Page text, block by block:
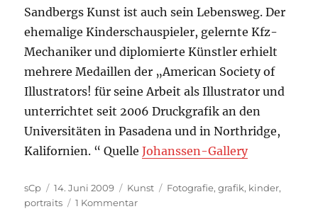
Sandbergs Kunst ist auch sein Lebensweg. Der
ehemalige Kinderschauspieler, gelernte Kfz-
Mechaniker und diplomierte Künstler erhielt
mehrere Medaillen der „American Society of
Illustrators! für seine Arbeit als Illustrator und
unterrichtet seit 2006 Druckgrafik an den
Universitäten in Pasadena und in Northridge,
Kalifornien. “ QuelleJohanssen-Gallery
Autor
sCp
Veröffentlicht
am
14. Juni 2009 Kategorien
Kunst Schlagwörter
Fotografie,grafik, kinder,
portraits
1 Kommentarzu